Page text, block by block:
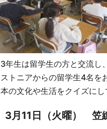
3年生は留学生の方と交流し
ストニアからの留学生4名を
本の文化や生活をクイズに
3月11日（火曜） 笠